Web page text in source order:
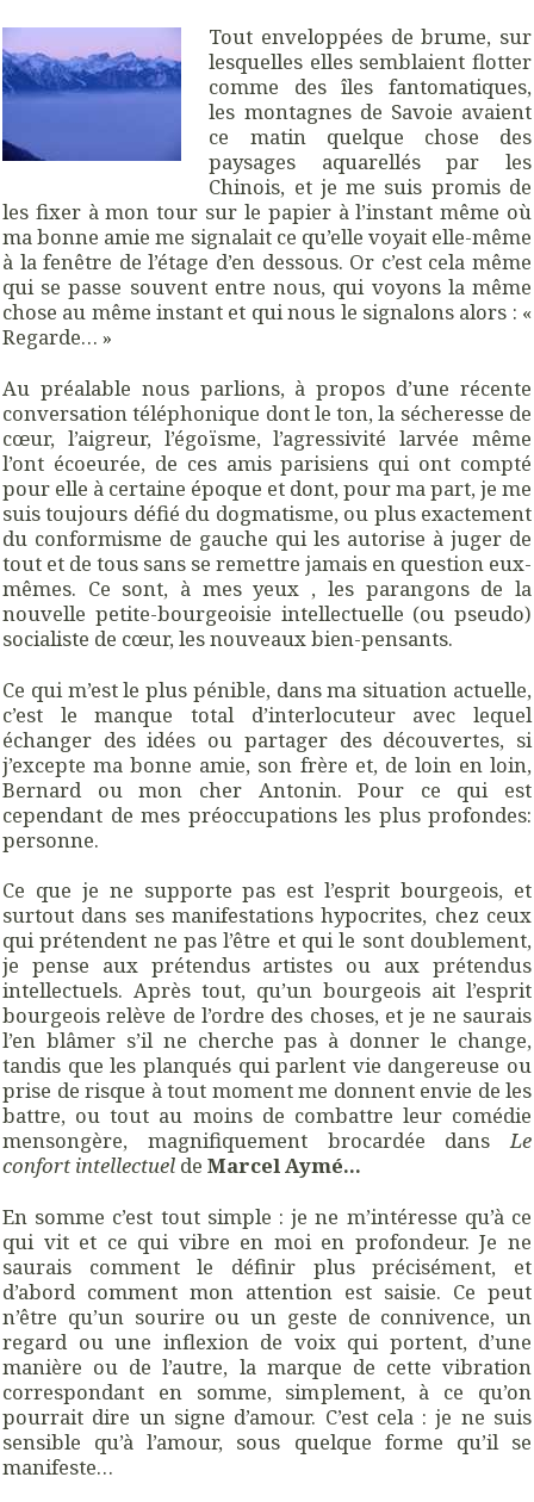
Tout enveloppées de brume, sur
lesquelles elles semblaient flotter
comme des îles fantomatiques,
les montagnes de Savoie avaient
ce matin quelque chose des
paysages aquarellés par les
Chinois, et je me suis promis de
les fixer à mon tour sur le papier à l’instant même où
ma bonne amie me signalait ce qu’elle voyait elle-même
à la fenêtre de l’étage d’en dessous. Or c’est cela même
qui se passe souvent entre nous, qui voyons la même
chose au même instant et qui nous le signalons alors : «
Regarde… »
Au préalable nous parlions, à propos d’une récente
conversation téléphonique dont le ton, la sécheresse de
cœur, l’aigreur, l’égoïsme, l’agressivité larvée même
l’ont écoeurée, de ces amis parisiens qui ont compté
pour elle à certaine époque et dont, pour ma part, je me
suis toujours défié du dogmatisme, ou plus exactement
du conformisme de gauche qui les autorise à juger de
tout et de tous sans se remettre jamais en question eux-
mêmes. Ce sont, à mes yeux , les parangons de la
nouvelle petite-bourgeoisie intellectuelle (ou pseudo)
socialiste de cœur, les nouveaux bien-pensants.
Ce qui m’est le plus pénible, dans ma situation actuelle,
c’est le manque total d’interlocuteur avec lequel
échanger des idées ou partager des découvertes, si
j’excepte ma bonne amie, son frère et, de loin en loin,
Bernard ou mon cher Antonin. Pour ce qui est
cependant de mes préoccupations les plus profondes:
personne.
Ce que je ne supporte pas est l’esprit bourgeois, et
surtout dans ses manifestations hypocrites, chez ceux
qui prétendent ne pas l’être et qui le sont doublement,
je pense aux prétendus artistes ou aux prétendus
intellectuels. Après tout, qu’un bourgeois ait l’esprit
bourgeois relève de l’ordre des choses, et je ne saurais
l’en blâmer s’il ne cherche pas à donner le change,
tandis que les planqués qui parlent vie dangereuse ou
prise de risque à tout moment me donnent envie de les
battre, ou tout au moins de combattre leur comédie
mensongère, magnifiquement brocardée dansLe
confort intellectuel de Marcel Aymé…
En somme c’est tout simple : je ne m’intéresse qu’à ce
qui vit et ce qui vibre en moi en profondeur. Je ne
saurais comment le définir plus précisément, et
d’abord comment mon attention est saisie. Ce peut
n’être qu’un sourire ou un geste de connivence, un
regard ou une inflexion de voix qui portent, d’une
manière ou de l’autre, la marque de cette vibration
correspondant en somme, simplement, à ce qu’on
pourrait dire un signe d’amour. C’est cela : je ne suis
sensible qu’à l’amour, sous quelque forme qu’il se
manifeste…